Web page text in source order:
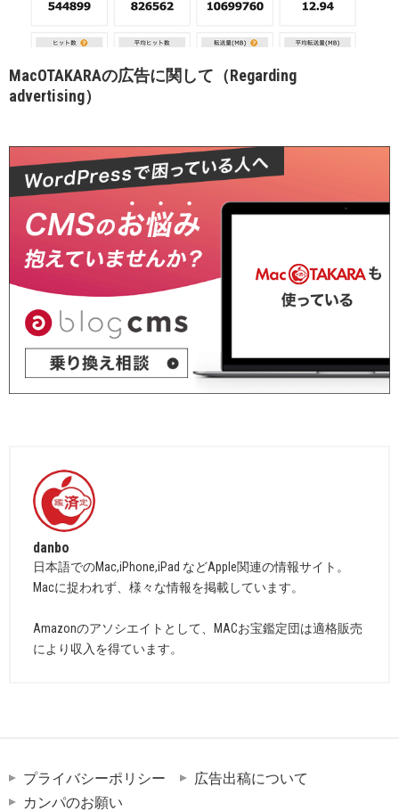
MacOTAKARAの広告に関して（Regarding
advertising）
danbo
日本語でのMac,iPhone,iPad などApple関連の情報サイト。
Macに捉われず、様々な情報を掲載しています。
Amazonのアソシエイトとして、MACお宝鑑定団は適格販売
により収入を得ています。
プライバシーポリシー
広告出稿について
カンパのお願い